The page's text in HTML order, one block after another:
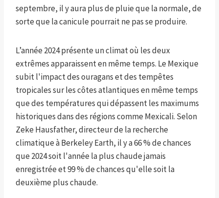
septembre, il y aura plus de pluie que la normale, de
sorte que la canicule pourrait ne pas se produire.
L’année 2024 présente un climat où les deux
extrêmes apparaissent en même temps. Le Mexique
subit l'impact des ouragans et des tempêtes
tropicales sur les côtes atlantiques en même temps
que des températures qui dépassent les maximums
historiques dans des régions comme Mexicali. Selon
Zeke Hausfather, directeur de la recherche
climatique à Berkeley Earth, il y a 66 % de chances
que 2024 soit l'année la plus chaude jamais
enregistrée et 99 % de chances qu'elle soit la
deuxième plus chaude.